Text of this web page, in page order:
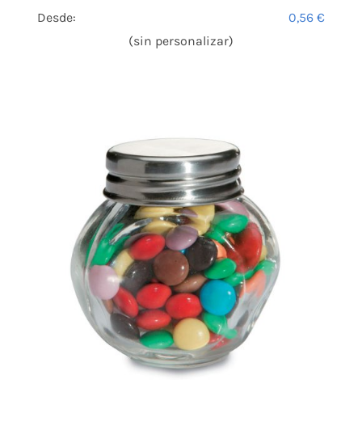
Desde: 0,56€
(sin personalizar)